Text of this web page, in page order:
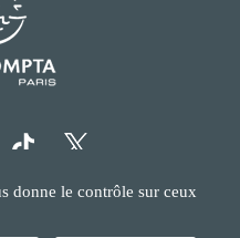
donne le contrôle sur ceux